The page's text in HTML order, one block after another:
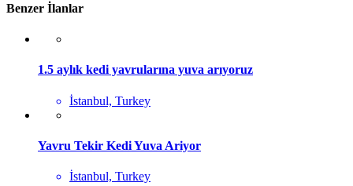
Benzer İlanlar
1.5 aylık kedi yavrularına yuva arıyoruz
İstanbul, Turkey
Yavru Tekir Kedi Yuva Ariyor
İstanbul, Turkey